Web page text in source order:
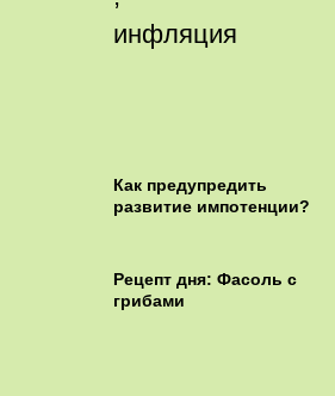
инфляция
Как предупредить
развитие импотенции?
Рецепт дня: Фасоль с
грибами